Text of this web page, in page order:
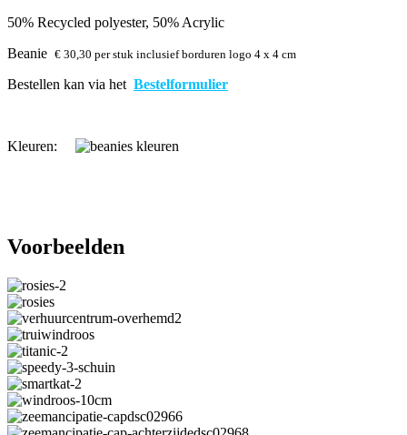
50% Recycled polyester, 50% Acrylic
Beanie € 30,30 per stuk inclusief borduren logo 4 x 4 cm
Bestellen kan via het Bestelformulier
Kleuren:
Voorbeelden